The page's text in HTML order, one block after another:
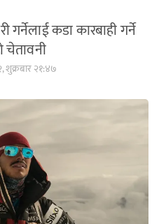
गर्नेलाई कडा कारबाही गर्ने
चेतावनी
शुक्रबार २१:४७